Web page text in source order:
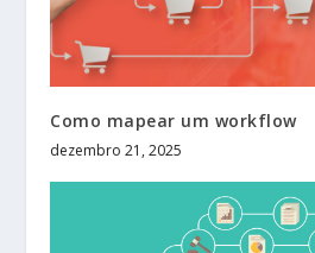
Como mapear um workflow
dezembro 21, 2025